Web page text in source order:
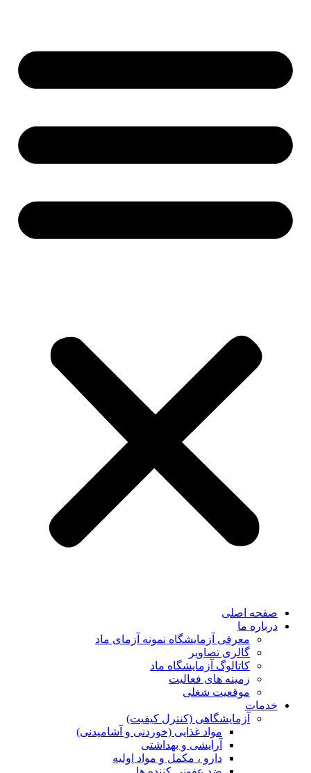
صفحه اصلی
درباره ما
معرفی آزمایشگاه نمونه آزمای ماد
گالری تصاویر
کاتالوگ آزمایشگاه ماد
زمینه های فعالیت
موقعیت شغلی
خدمات
آزمایشگاهی (کنترل کیفیت)
مواد غذایی (خوردنی و آشامیدنی)
آرایشی و بهداشتی
دارو ، مکمل و مواد اولیه